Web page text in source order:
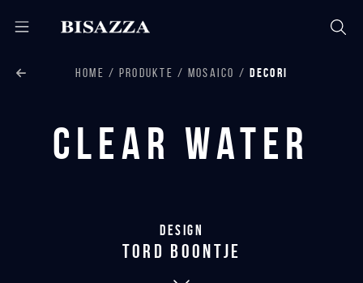
HOME PRODUKTE MOSAICO DECORI
Clear Water
Design
tord boontje